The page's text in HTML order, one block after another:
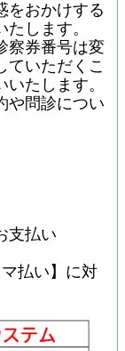
をおかけする
します。
券番号は変
ていただくこ
たします。
や問診につい
支払い
払い】に対